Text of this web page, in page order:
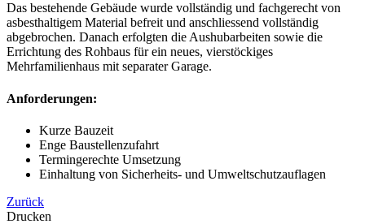
Das bestehende Gebäude wurde vollständig und fachgerecht von
asbesthaltigem Material befreit und anschliessend vollständig
abgebrochen. Danach erfolgten die Aushubarbeiten sowie die
Errichtung des Rohbaus für ein neues, vierstöckiges
Mehrfamilienhaus mit separater Garage.
Anforderungen:
Kurze Bauzeit
Enge Baustellenzufahrt
Termingerechte Umsetzung
Einhaltung von Sicherheits- und Umweltschutzauflagen
Zurück
Drucken